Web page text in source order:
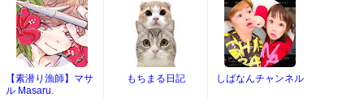
【素潜り漁師】マサ
ル Masaru.
もちまる日記 しばなんチャンネル